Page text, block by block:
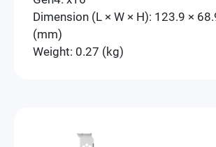
Dimension (L × W × H): 123.9 ×
(mm)
Weight: 0.27 (kg)